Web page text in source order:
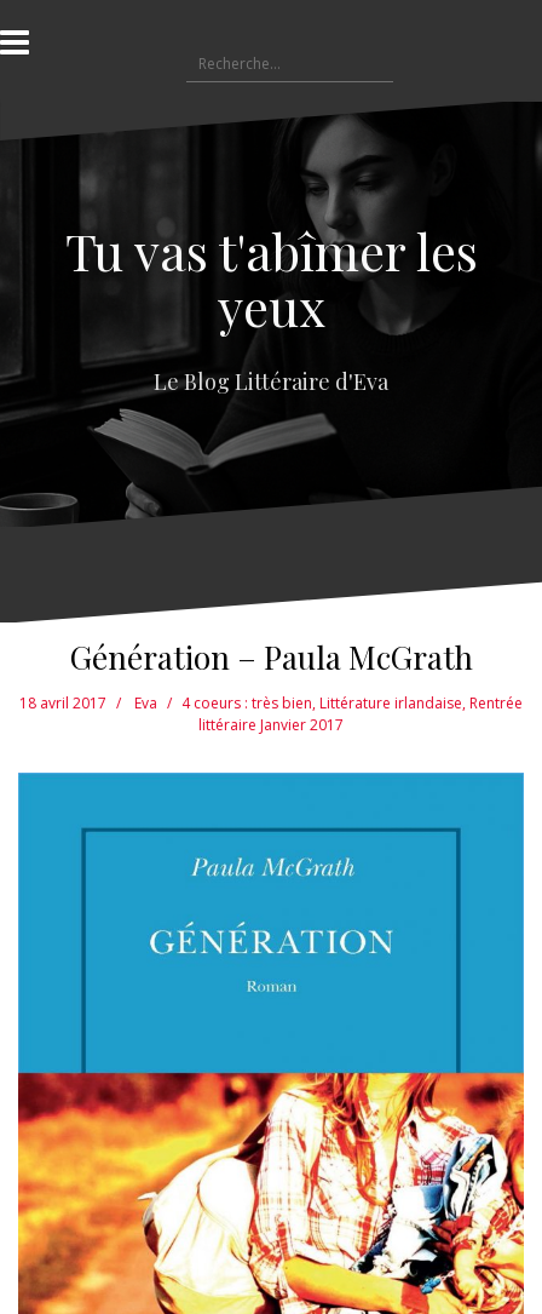
l
a
e
e
Tu vas t'abîmer les
yeux
Le Blog Littéraire d'Eva
Génération – Paula McGrath
18 avril 2017 Eva 4 coeurs : très bien,Littérature irlandaise,Rentrée
littéraire Janvier 2017